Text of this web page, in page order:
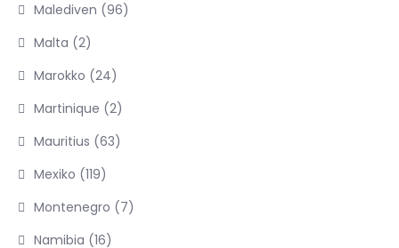
Malediven (96)
Malta (2)
Marokko (24)
Martinique (2)
Mauritius (63)
Mexiko (119)
Montenegro (7)
Namibia (16)